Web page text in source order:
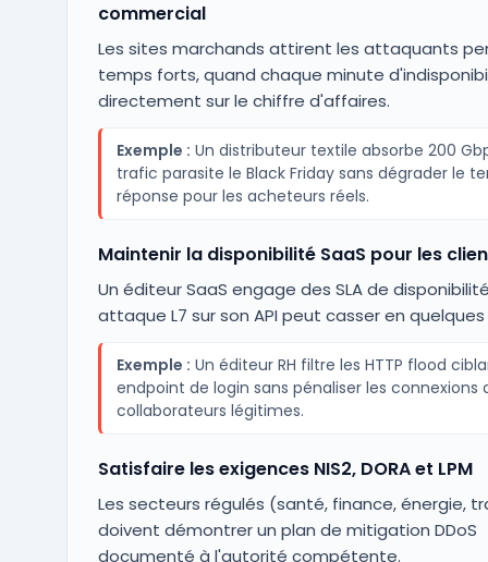
commercial
Les sites marchands attirent les attaquants
temps forts, quand chaque minute
directement sur le chiffre d'affaires.
Exemple : Un distributeur textile absorbe 200
trafic parasite le Black Friday sans dégrader le
réponse pour les acheteurs réels.
Maintenir la disponibilité SaaS pour les
Un éditeur SaaS engage des SLA de
attaque L7 sur son API peut casser en
Exemple : Un éditeur RH filtre les HTTP flood
endpoint de login sans pénaliser les connexions
collaborateurs légitimes.
Satisfaire les exigences NIS2, DORA et LPM
Les secteurs régulés (santé, finance, énergie,
doivent démontrer un plan de mitigation DDoS
documenté à l'autorité compétente.